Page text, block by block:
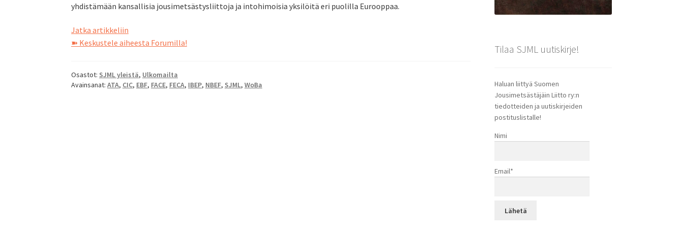
yhdistämään kansallisia jousimetsästysliittoja ja intohimoisia yksilöitä eri puolilla Eurooppaa.
Jatka artikkeliin
jousimetsästysyhteistyö
➽ Keskustele aiheesta Forumilla!
Osastot: SJML yleistä, Ulkomailta
Avainsanat:ATA, CIC, EBF, FACE, FECA, IBEP, NBEF, SJML,WoBa
Tilaa SJML uutiskirje!
Haluan liittyä Suomen
Jousimetsästäjäin Liitto ry:n
tiedotteiden ja uutiskirjeiden
postituslistalle!
Nimi
Email*